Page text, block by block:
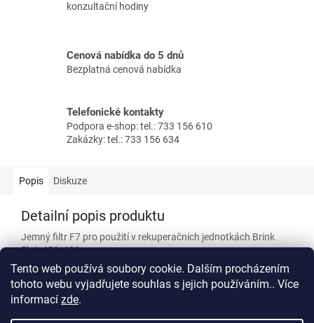
Tento web používá soubory cookie. Dalším procházením
tohoto webu vyjadřujete souhlas s jejich používáním.. Více
informací zde.
konzultační hodiny
Cenová nabídka do 5 dnů
Bezplatná cenová nabídka
Telefonické kontakty
Podpora e-shop: tel.: 733 156 610
Zakázky: tel.: 733 156 634
Popis Diskuze
Detailní popis produktu
Jemný filtr F7 pro použití v rekuperačních jednotkách Brink
Flair 450/600.
ISO ePM 1 (F7) – 1 ks